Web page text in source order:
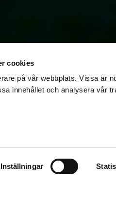
cookies
på vår webbplats. Vissa är
innehållet och analysera vår
Inställningar
12
och
strömmingen i centrala
göra någon skillnad.